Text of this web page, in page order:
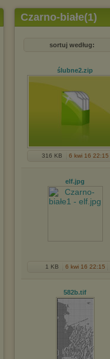
Czarno-białe(1)
sortuj według:
ślubne2.zip
316 KB 6 kwi 16 22:15
elf.jpg
1 KB 6 kwi 16 22:15
582b.tif